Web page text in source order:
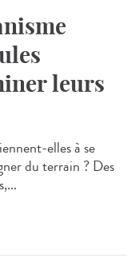
leurs
elles à se
du terrain ? Des